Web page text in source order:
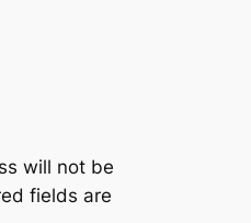
will not be
fields are